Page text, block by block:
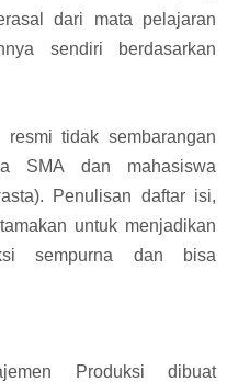
dari mata pelajaran
sendiri berdasarkan
tidak sembarangan
SMA dan mahasiswa
Penulisan daftar isi,
untuk menjadikan
sempurna dan bisa
Produksi dibuat